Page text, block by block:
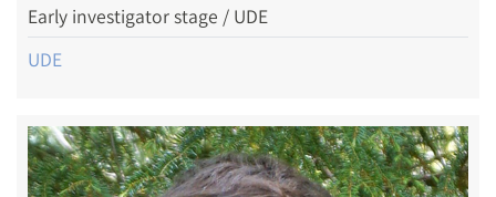
Early investigator stage / UDE
UDE
Image